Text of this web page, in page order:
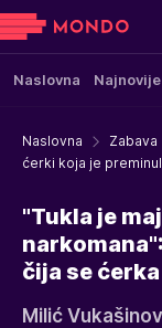
Naslovna Najnovije
Naslovna Zabava
ćerki koja je
"Tukla je
čija se
Milić